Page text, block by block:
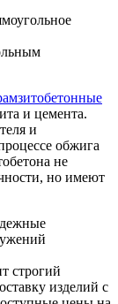
и цемента.
и
обжига
не
но имеют
строгий
изделий с